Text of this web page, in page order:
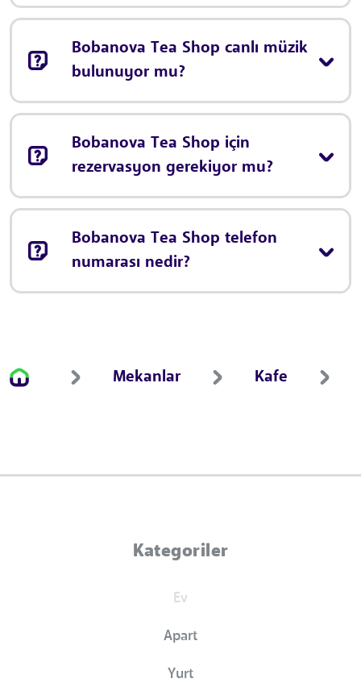
Bobanova Tea Shop canlı müzik
bulunuyor mu?
Bobanova Tea Shop için
rezervasyon gerekiyor mu?
Bobanova Tea Shop telefon
numarası nedir?
Mekanlar Kafe
Kategoriler
Ev
Apart
Yurt